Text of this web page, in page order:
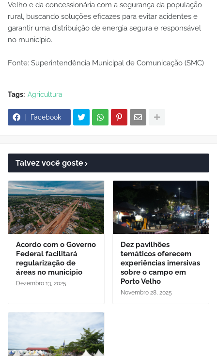
Velho e da concessionária com a segurança da população
rural, buscando soluções eficazes para evitar acidentes e
garantir uma distribuição de energia segura e responsável
no município.
Fonte: Superintendência Municipal de Comunicação (SMC)
Tags: Agricultura
Facebook
Talvez você goste
Acordo com o Governo
Federal facilitará
regularização de
áreas no município
Dezembro 13, 2025
Dez pavilhões
temáticos oferecem
experiências imersivas
sobre o campo em
Porto Velho
Novembro 28, 2025